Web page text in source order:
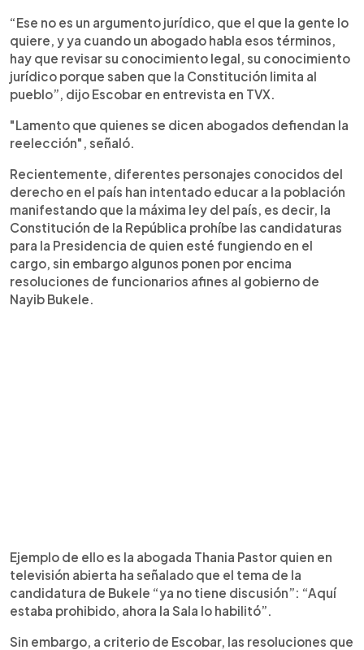
“Ese no es un argumento jurídico, que el que la gente lo
quiere, y ya cuando un abogado habla esos términos,
hay que revisar su conocimiento legal, su conocimiento
jurídico porque saben que la Constitución limita al
pueblo”, dijo Escobar en entrevista en TVX.
"Lamento que quienes se dicen abogados defiendan la
reelección", señaló.
Recientemente, diferentes personajes conocidos del
derecho en el país han intentado educar a la población
manifestando que la máxima ley del país, es decir, la
Constitución de la República prohíbe las candidaturas
para la Presidencia de quien esté fungiendo en el
cargo, sin embargo algunos ponen por encima
resoluciones de funcionarios afines al gobierno de
Nayib Bukele.
Ejemplo de ello es la abogada Thania Pastor quien en
televisión abierta ha señalado que el tema de la
candidatura de Bukele “ya no tiene discusión”: “Aquí
estaba prohibido, ahora la Sala lo habilitó”.
Sin embargo, a criterio de Escobar, las resoluciones que